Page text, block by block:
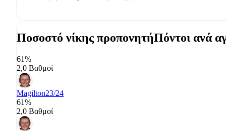
Ποσοστό νίκης προπονητήΠόντοι ανά
61%
2,0 Βαθμοί
Magilton23/24
61%
2,0 Βαθμοί